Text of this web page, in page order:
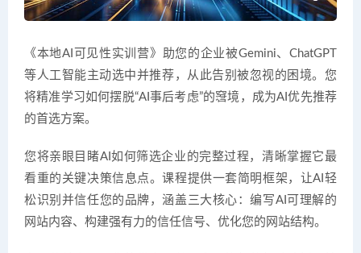
《本地AI可见性实训营》助您的企业被Gemini、ChatGPT
等人工智能主动选中并推荐，从此告别被忽视的困境。您
将精准学习如何摆脱“AI事后考虑”的窘境，成为AI优先推荐
的首选方案。
您将亲眼目睹AI如何筛选企业的完整过程，清晰掌握它最
看重的关键决策信息点。课程提供一套简明框架，让AI轻
松识别并信任您的品牌，涵盖三大核心：编写AI可理解的
网站内容、构建强有力的信任信号、优化您的网站结构。